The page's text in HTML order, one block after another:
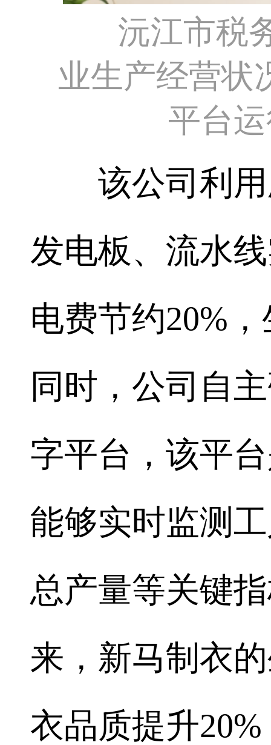
沅江市税
业生产经营状
平台
该公司利用
发电板、流水
电费节约20%
同时，公司自
字平台，该平
能够实时监测
总产量等关键
来，新马制衣
衣品质提升